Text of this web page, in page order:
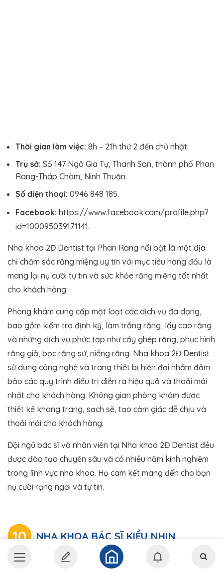
Thời gian làm việc: 8h – 21h thứ 2 đến chủ nhật.
Trụ sở: Số 147 Ngô Gia Tự, Thanh Son, thành phố Phan
Rang-Tháp Chàm, Ninh Thuận.
Số điện thoại: 0946 848 185.
Facebook: https://www.facebook.com/profile.php?
id=100095039171141.
Nha khoa 2Đ Dentist tại Phan Rang nổi bật là một địa
chỉ chăm sóc răng miệng uy tín với mục tiêu hàng đầu là
mang lại nụ cười tự tin và sức khỏe răng miệng tốt nhất
cho khách hàng.
Phòng khám cung cấp một loạt các dịch vụ đa dạng,
bao gồm kiểm tra định kỳ, làm trắng răng, lấy cao răng
và những dịch vụ phức tạp như cấy ghép răng, phục hình
răng giả, bọc răng sứ, niềng răng. Nha khoa 2Đ Dentist
sử dụng công nghệ và trang thiết bị hiện đại nhằm đảm
bảo các quy trình điều trị diễn ra hiệu quả và thoải mái
nhất cho khách hàng. Không gian phòng khám được
thiết kế khang trang, sạch sẽ, tạo cảm giác dễ chịu và
thoải mái cho khách hàng.
Đội ngũ bác sĩ và nhân viên tại Nha khoa 2Đ Dentist đều
được đào tạo chuyên sâu và có nhiều năm kinh nghiệm
trong lĩnh vực nha khoa. Họ cam kết mang đến cho bạn
nụ cười rạng ngời và tự tin.
10 NHA KHOA BÁC SĨ KIỀU NHỊN